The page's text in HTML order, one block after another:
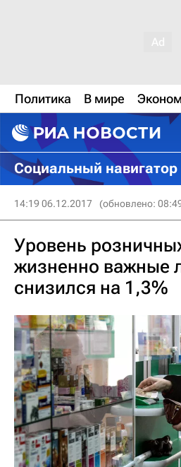
Политика В мире
Социальный навигатор
14:19 06.12.2017 (обновлено:
Уровень
жизненно важные
снизился на 1,3%